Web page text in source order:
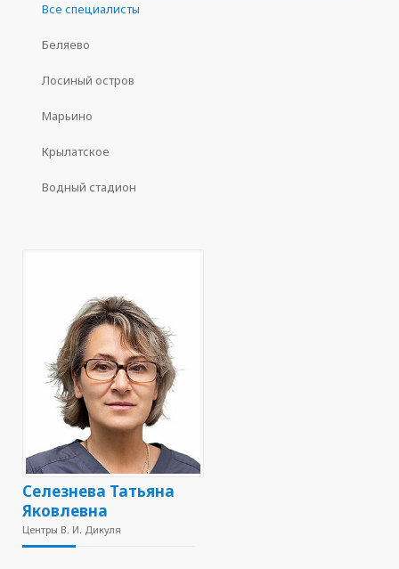
Все специалисты
Беляево
Лосиный остров
Марьино
Крылатское
Водный стадион
Селезнева Татьяна
Яковлевна
Центры В. И. Дикуля